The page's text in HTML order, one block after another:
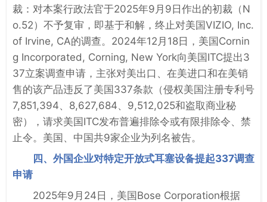
裁：对本案行政法官于2025年9月9日作出的初裁（N
o.52）不予复审，即基于和解，终止对美国VIZIO, Inc.
of Irvine, CA的调查。2024年12月18日，美国Cornin
g Incorporated, Corning, New York向美国ITC提出3
37立案调查申请，主张对美出口、在美进口和在美销
售的该产品违反了美国337条款（侵权美国注册专利号
7,851,394、8,627,684、9,512,025和盗取商业秘
密），请求美国ITC发布普遍排除令或有限排除令、禁
止令。美国、中国共9家企业为列名被告。
四、外国企业对特定开放式耳塞设备提起337调查
申请
2025年9月24日，美国Bose Corporation根据